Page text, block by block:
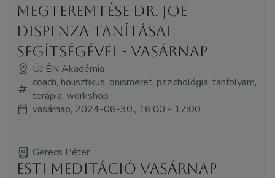
megteremtése Dr. Joe
Dispenza tanításai
segítségével - Vasárnap
ÚJ ÉN Akadémia
coach, holisztikus, önismeret, pszichológia, tanfolyam,
terápia, workshop
vasárnap, 2024-06-30., 16:00 - 17:00
Gerecs Péter
Esti Meditáció Vasárnap